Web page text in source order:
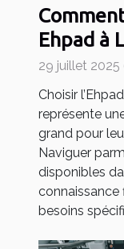
Ehpad à
?
29 juillet 2025
Choisir
représente
grand pour
Naviguer
disponibles
connaissance
besoins